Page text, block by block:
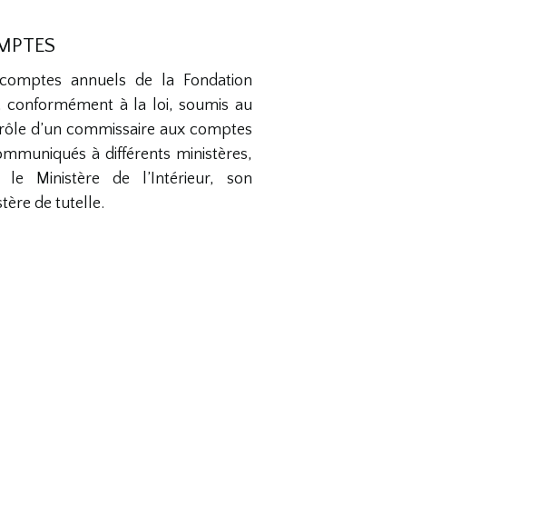
annuels de la Fondation
conformément à la loi, soumis au
d’un commissaire aux comptes
à différents ministères,
le Ministère de l’Intérieur, son
de tutelle.